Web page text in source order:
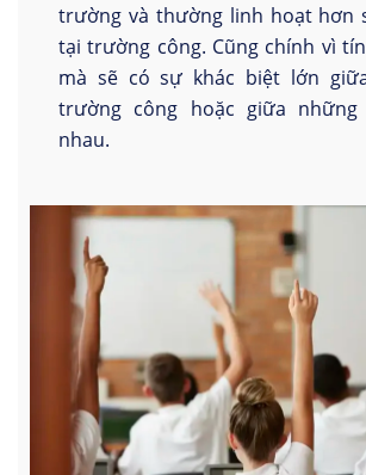
trường và thường linh hoạt hơn
tại trường công. Cũng chính vì
mà sẽ có sự khác biệt lớn
trường công hoặc giữa
nhau.